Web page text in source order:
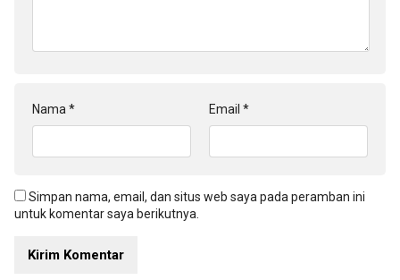
Nama * Email *
Simpan nama, email, dan situs web saya pada peramban ini
untuk komentar saya berikutnya.